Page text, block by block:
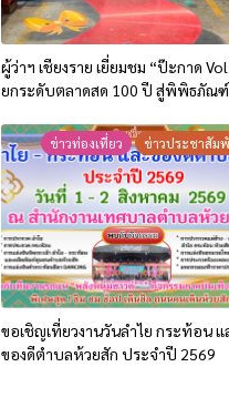
ผู้ว่าฯ เชียงราย เยี่ยมชม “ป๊ะกาด
ยกระดับตลาดสด 100 ปี สู่พิพิธภัณฑ์
การท่องเที่ยวของเมือง
ข่าวท่องเที่ยว ข่าวประชาสัม
ขอเชิญเที่ยวงานวันลำไย กระท้อน แ
ของดีตำบลห้วยสัก ประจำปี 2569